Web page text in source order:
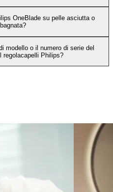
OneBlade su pelle asciutta o
bagnata?
modello o il numero di serie del
regolacapelli Philips?